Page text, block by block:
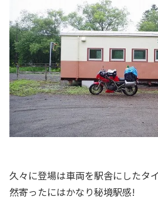
久々に登場は車両を駅舎にしたタ
然寄ったにはかなり秘境駅感!